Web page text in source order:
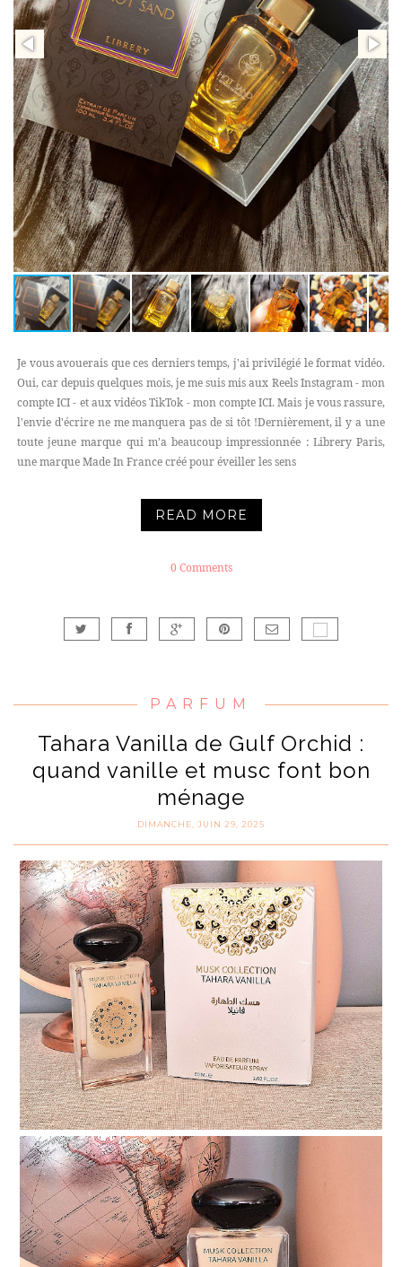
Je vous avouerais que ces derniers temps, j'ai privilégié le format vidéo.
Oui, car depuis quelques mois, je me suis mis aux Reels Instagram - mon
compte ICI - et aux vidéos TikTok - mon compte ICI. Mais je vous rassure,
l'envie d'écrire ne me manquera pas de si tôt !Dernièrement, il y a une
toute jeune marque qui m'a beaucoup impressionnée : Librery Paris,
une marque Made In France créé pour éveiller les sens
READ MORE
0 Comments
PARFUM
Tahara Vanilla de Gulf Orchid :
quand vanille et musc font bon
ménage
DIMANCHE, JUIN 29, 2025